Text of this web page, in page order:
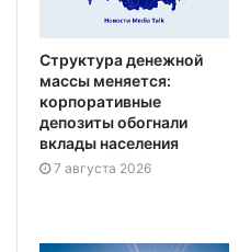
Структура денежной
массы меняется:
корпоративные
депозиты обогнали
вклады населения
7 августа 2026